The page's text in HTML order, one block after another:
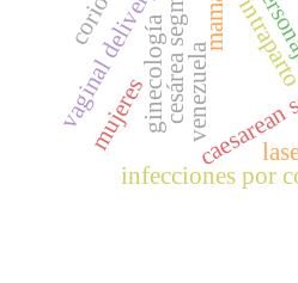
vaginal delivery
infecciones por
venezuela
ginecología
mujeres
mama